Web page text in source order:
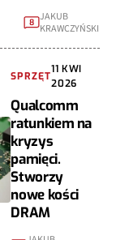
8 JAKUB
KRAWCZYŃSKI
SPRZĘT
11 KWI
2026
Qualcomm
ratunkiem na
kryzys
pamięci.
Stworzy
nowe kości
DRAM